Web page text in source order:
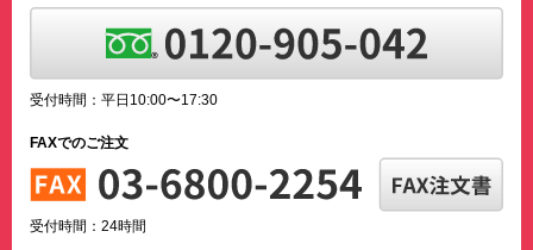
受付時間：平日10:00〜17:30
FAXでのご注文
受付時間：24時間